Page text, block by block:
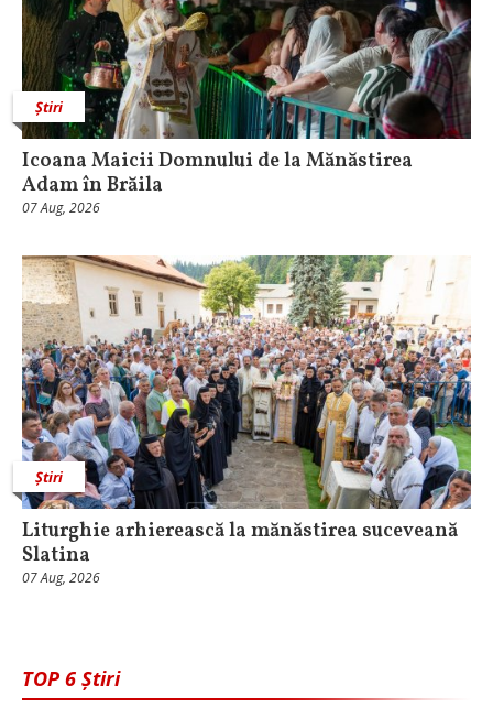
Știri
Icoana Maicii Domnului de la Mănăstirea
Adam în Brăila
07 Aug, 2026
Știri
Liturghie arhierească la mănăstirea suceveană
Slatina
07 Aug, 2026
TOP 6 Știri